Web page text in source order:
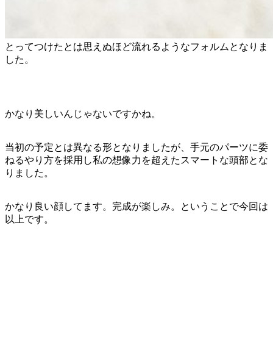
とってつけたとは思えぬほど流れるようなフォルムとなりま
した。
かなり美しいんじゃないですかね。
当初の予定とは異なる形となりましたが、手元のパーツに委
ねるやり方を採用し私の想像力を超えたスマートな頭部とな
りました。
かなり良い顔してます。完成が楽しみ。ということで今回は
以上です。